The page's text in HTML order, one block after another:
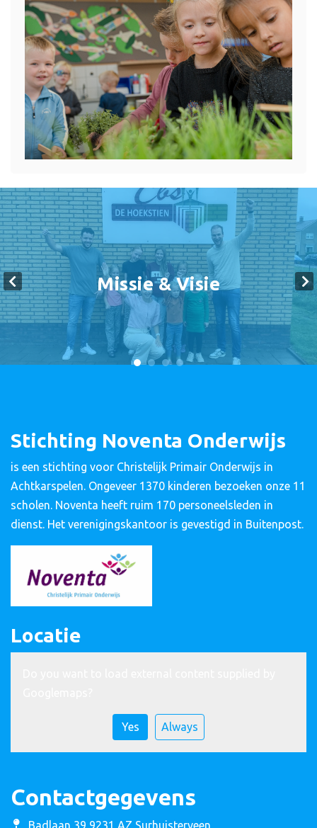
Missie & Visie
Stichting Noventa Onderwijs
is een stichting voor Christelijk Primair Onderwijs in
Achtkarspelen. Ongeveer 1370 kinderen bezoeken onze 11
scholen. Noventa heeft ruim 170 personeelsleden in
dienst. Het verenigingskantoor is gevestigd in Buitenpost.
Locatie
Yes Always
Contactgegevens
Badlaan 39 9231 AZ Surhuisterveen